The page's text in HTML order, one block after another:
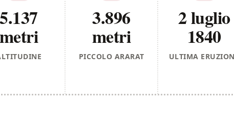
5.137
metri
3.896
metri
PICCOLO ARARAT
2 luglio
1840
ULTIMA